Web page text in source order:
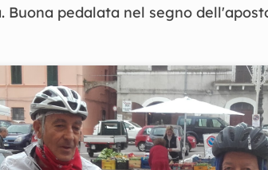
Buona pedalata nel segno